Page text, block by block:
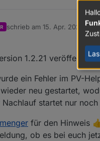
schrieb am 15. Apr. 2026,
zuletzt editiert von
1.2.21
ein Fehler im PV-
neu gestartet,
startet nur
für den Hinweis
ob es bei euch